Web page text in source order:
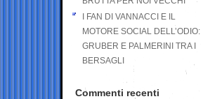
I FAN DI VANNACCI E IL
MOTORE SOCIAL DELL’ODIO:
GRUBER E PALMERINI TRA I
BERSAGLI
Commenti recenti